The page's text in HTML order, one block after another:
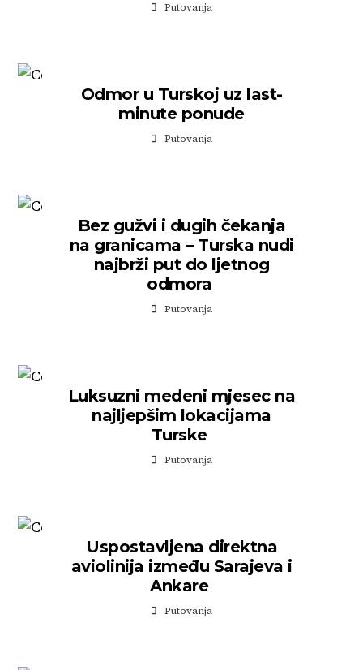
Putovanja
Odmor u Turskoj uz last-
minute ponude
Putovanja
Bez gužvi i dugih čekanja
na granicama – Turska nudi
najbrži put do ljetnog
odmora
Putovanja
Luksuzni medeni mjesec na
najljepšim lokacijama
Turske
Putovanja
Uspostavljena direktna
aviolinija između Sarajeva i
Ankare
Putovanja